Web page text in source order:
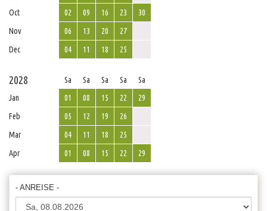
Oct
02 09 16 23
30
Nov
06 13 20
27
Dec
04 11 18 25
2028 Sa Sa Sa Sa
Sa
Jan
01 08 15 22
29
Feb
05 12 19
26
Mar
04 11 18
25
Apr
01 08 15 22 29
- ANREISE -